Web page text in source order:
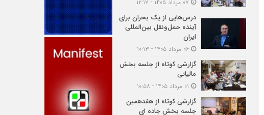
درس‌هایی از یک بحران برای
آینده حمل‌ونقل بین‌المللی
ایران
گزارشی کوتاه از جلسه بخش
مالیاتی
گزارشی کوتاه از هفدهمین
جلسه بخش جاده ای